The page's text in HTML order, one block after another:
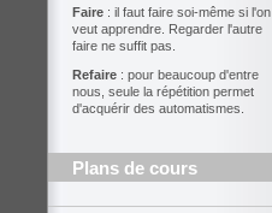
Faire : il faut faire soi-même si l'on
veut apprendre. Regarder l'autre
faire ne suffit pas.
Refaire : pour beaucoup d'entre
nous, seule la répétition permet
d'acquérir des automatismes.
Plans de cours